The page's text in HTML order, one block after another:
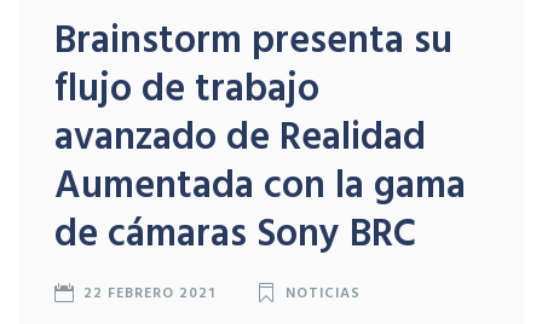
Brainstorm presenta su
flujo de trabajo
avanzado de Realidad
Aumentada con la gama
de cámaras Sony BRC
22 FEBRERO 2021 NOTICIAS